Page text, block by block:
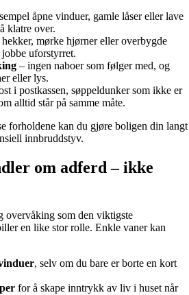
åpne vinduer, gamle låser eller lave
klatre over.
mørke hjørner eller overbygde
uforstyrret.
– ingen naboer som følger med, og
eller lys.
i postkassen, søppeldunker som ikke er
alltid står på samme måte.
forholdene kan du gjøre boligen din langt
innbruddstyv.
om adferd – ikke
overvåking som den viktigste
en like stor rolle. Enkle vaner kan
, selv om du bare er borte en kort
for å skape inntrykk av liv i huset når